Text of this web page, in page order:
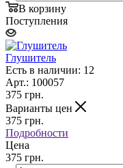
В корзину
Поступления
Глушитель
Есть в наличии: 12
Арт.: 100057
375 грн.
Варианты цен
375 грн.
Подробности
Цена
375 грн.